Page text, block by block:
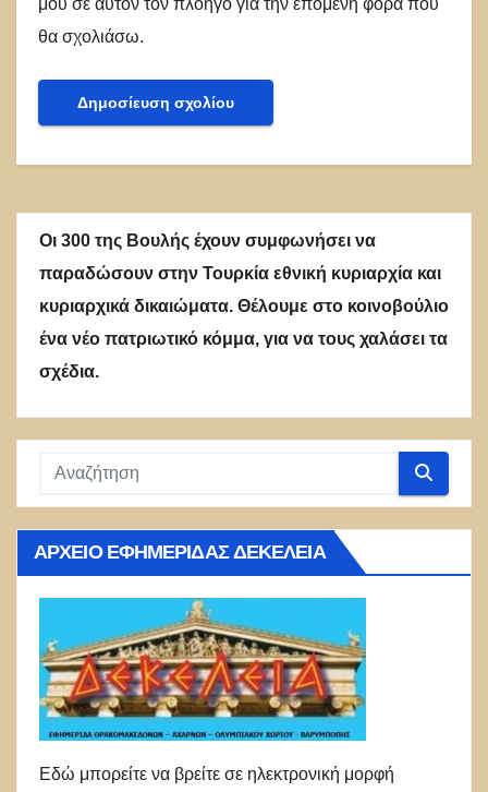
θα σχολιάσω.
Οι 300 της Βουλής έχουν συμφωνήσει να
παραδώσουν στην Τουρκία εθνική κυριαρχία και
κυριαρχικά δικαιώματα. Θέλουμε στο κοινοβούλιο
ένα νέο πατριωτικό κόμμα, για να τους χαλάσει τα
σχέδια.
ΑΡΧΕΊΟ ΕΦΗΜΕΡΊΔΑΣ ΔΕΚΈΛΕΙΑ
Εδώ μπορείτε να βρείτε σε ηλεκτρονική μορφή